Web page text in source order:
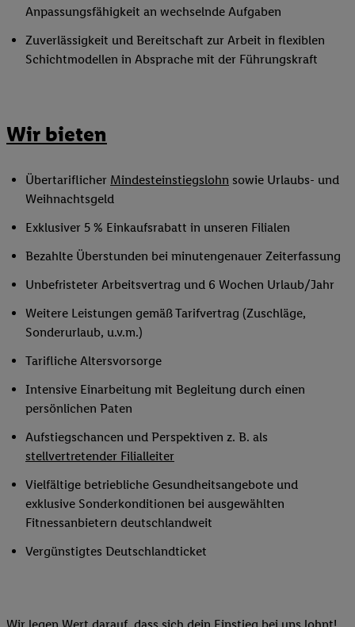
Anpassungsfähigkeit an wechselnde Aufgaben
Zuverlässigkeit und Bereitschaft zur Arbeit in flexiblen
Schichtmodellen in Absprache mit der Führungskraft
Wir bieten
Übertariflicher Mindesteinstiegslohn sowie Urlaubs- und
Weihnachtsgeld
Exklusiver 5 % Einkaufsrabatt in unseren Filialen
Bezahlte Überstunden bei minutengenauer Zeiterfassung
Unbefristeter Arbeitsvertrag und 6 Wochen Urlaub/Jahr
Weitere Leistungen gemäß Tarifvertrag (Zuschläge,
Sonderurlaub, u.v.m.)
Tarifliche Altersvorsorge
Intensive Einarbeitung mit Begleitung durch einen
persönlichen Paten
Aufstiegschancen und Perspektiven z. B. als
stellvertretender Filialleiter
Vielfältige betriebliche Gesundheitsangebote und
exklusive Sonderkonditionen bei ausgewählten
Fitnessanbietern deutschlandweit
Vergünstigtes Deutschlandticket
Wir legen Wert darauf, dass sich dein Einstieg bei uns lohnt!